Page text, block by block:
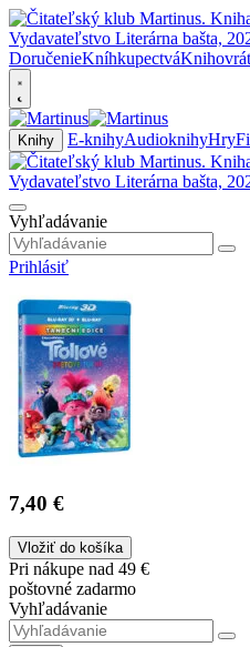
DoručenieKníhkupectvá
Knihy E-knihyAudioknihyHry
Vyhľadávanie
Prihlásiť
7,40 €
Vložiť do košíka
Pri nákupe nad 49 €
poštovné zadarmo
Vyhľadávanie